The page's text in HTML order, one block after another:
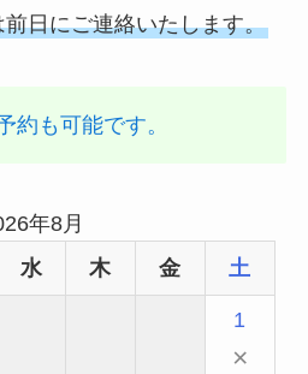
日にご連絡いたします。
約も可能です。
年8月
水 木 金 土
1
×